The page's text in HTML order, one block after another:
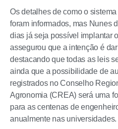
Os detalhes de como o
foram informados, mas Nunes
dias já seja possível implantar
assegurou que a intenção é
destacando que todas as leis
ainda que a possibilidade de
registrados no Conselho
Agronomia (CREA) será uma
para as centenas de
anualmente nas universidades.